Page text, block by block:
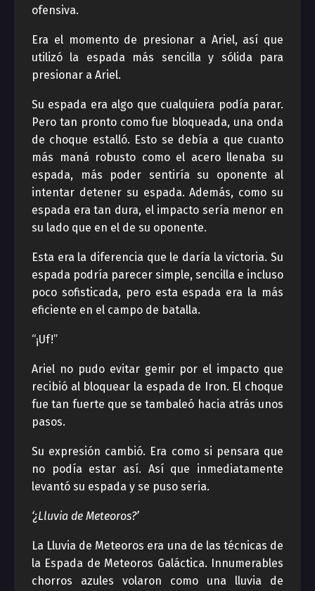
ofensiva.
Era el momento de presionar a Ariel, así que
utilizó la espada más sencilla y sólida para
presionar a Ariel.
Su espada era algo que cualquiera podía parar.
Pero tan pronto como fue bloqueada, una onda
de choque estalló. Esto se debía a que cuanto
más maná robusto como el acero llenaba su
espada, más poder sentiría su oponente al
intentar detener su espada. Además, como su
espada era tan dura, el impacto sería menor en
su lado que en el de su oponente.
Esta era la diferencia que le daría la victoria. Su
espada podría parecer simple, sencilla e incluso
poco sofisticada, pero esta espada era la más
eficiente en el campo de batalla.
“¡Uf!”
Ariel no pudo evitar gemir por el impacto que
recibió al bloquear la espada de Iron. El choque
fue tan fuerte que se tambaleó hacia atrás unos
pasos.
Su expresión cambió. Era como si pensara que
no podía estar así. Así que inmediatamente
levantó su espada y se puso seria.
‘¿Lluvia de Meteoros?’
La Lluvia de Meteoros era una de las técnicas de
la Espada de Meteoros Galáctica. Innumerables
chorros azules volaron como una lluvia de